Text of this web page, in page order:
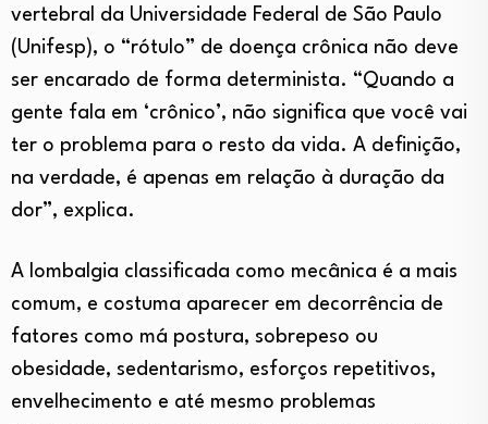
vertebral da Universidade Federal de São Paulo
(Unifesp), o “rótulo” de doença crônica não deve
ser encarado de forma determinista. “Quando a
gente fala em ‘crônico’, não significa que você vai
ter o problema para o resto da vida. A definição,
na verdade, é apenas em relação à duração da
dor”, explica.
A lombalgia classificada como mecânica é a mais
comum, e costuma aparecer em decorrência de
fatores como má postura, sobrepeso ou
obesidade, sedentarismo, esforços repetitivos,
envelhecimento e até mesmo problemas